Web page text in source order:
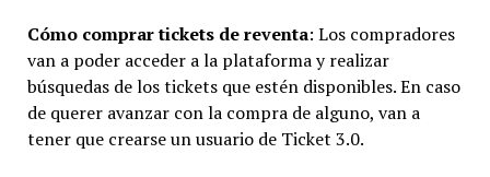
Cómo comprar tickets de reventa: Los compradores
van a poder acceder a la plataforma y realizar
búsquedas de los tickets que estén disponibles. En caso
de querer avanzar con la compra de alguno, van a
tener que crearse un usuario de Ticket 3.0.